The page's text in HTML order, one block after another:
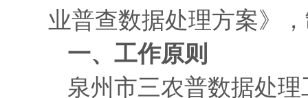
业普查数据处理方案》
一、工作原则
泉州市三农普数据处